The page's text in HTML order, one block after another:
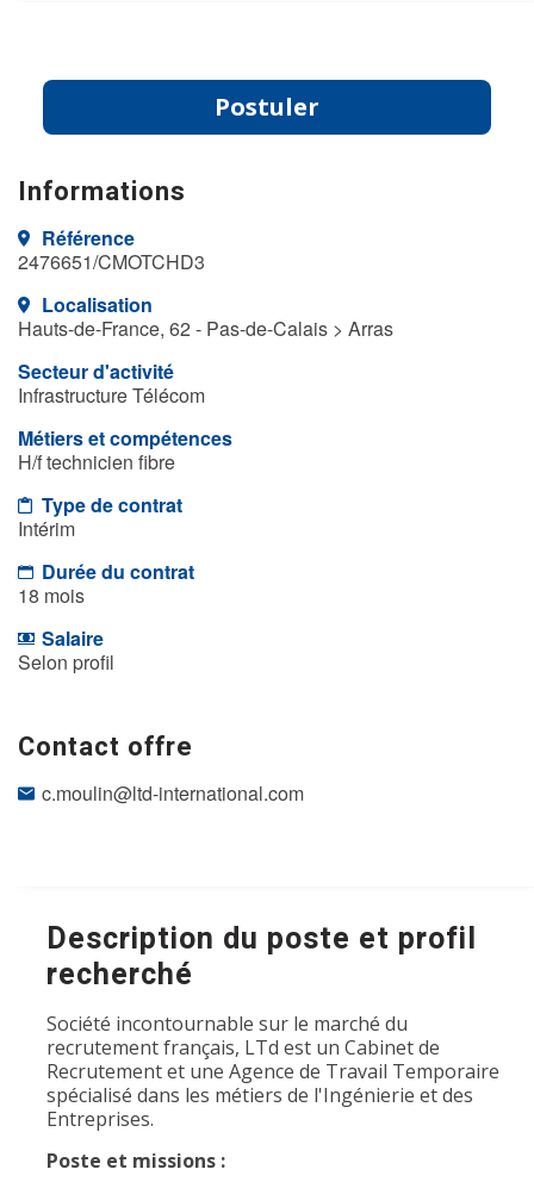
Postuler
Informations
Référence
2476651/CMOTCHD3
Localisation
Hauts-de-France, 62 - Pas-de-Calais > Arras
Secteur d'activité
Infrastructure Télécom
Métiers et compétences
H/f technicien fibre
Type de contrat
Intérim
Durée du contrat
18 mois
Salaire
Selon profil
Contact offre
c.moulin@ltd-international.com
Description du poste et profil
recherché
Société incontournable sur le marché du
recrutement français, LTd est un Cabinet de
Recrutement et une Agence de Travail Temporaire
spécialisé dans les métiers de l'Ingénierie et des
Entreprises.
Poste et missions :